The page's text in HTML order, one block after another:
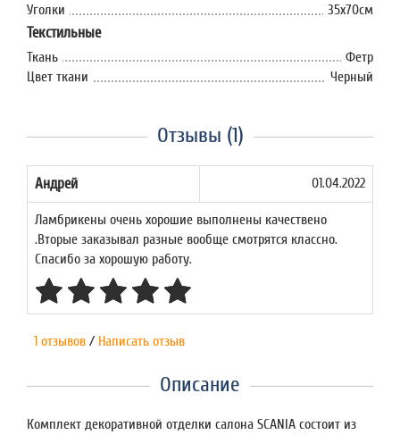
Уголки
35x70см
Текстильные
Ткань
Фетр
Цвет ткани
Черный
Отзывы (1)
Андрей 01.04.2022
Ламбрикены очень хорошие выполнены качествено
.Вторые заказывал разные вообще смотрятся классно.
Спасибо за хорошую работу.
1 отзывов / Написать отзыв
Описание
Комплект декоративной отделки салона SCANIA состоит из